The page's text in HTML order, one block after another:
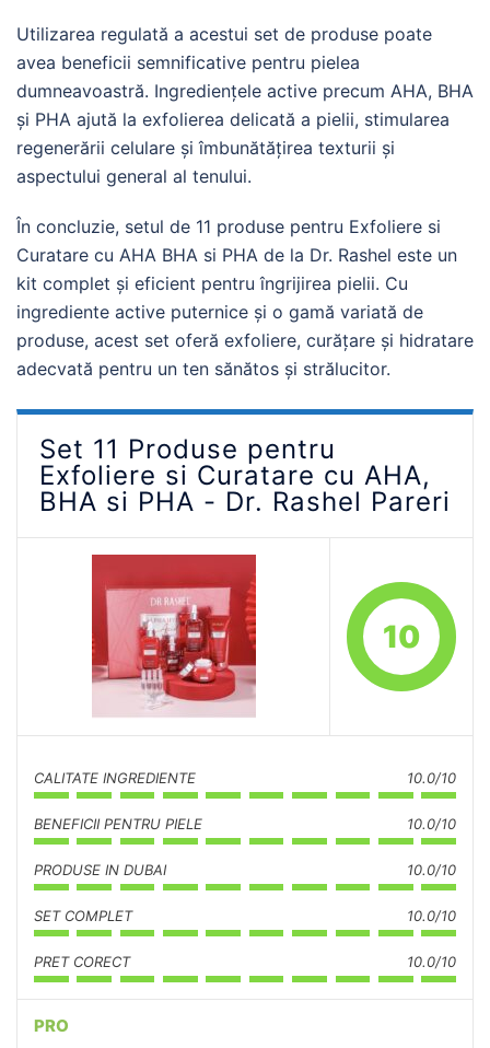
Utilizarea regulată a acestui set de produse poate
avea beneficii semnificative pentru pielea
dumneavoastră. Ingrediențele active precum AHA, BHA
și PHA ajută la exfolierea delicată a pielii, stimularea
regenerării celulare și îmbunătățirea texturii și
aspectului general al tenului.
În concluzie, setul de 11 produse pentru Exfoliere si
Curatare cu AHA BHA si PHA de la Dr. Rashel este un
kit complet și eficient pentru îngrijirea pielii. Cu
ingrediente active puternice și o gamă variată de
produse, acest set oferă exfoliere, curățare și hidratare
adecvată pentru un ten sănătos și strălucitor.
Set 11 Produse pentru
Exfoliere si Curatare cu AHA,
BHA si PHA - Dr. Rashel Pareri
10
CALITATE INGREDIENTE 10.0/10
BENEFICII PENTRU PIELE 10.0/10
PRODUSE IN DUBAI 10.0/10
SET COMPLET 10.0/10
PRET CORECT 10.0/10
PRO